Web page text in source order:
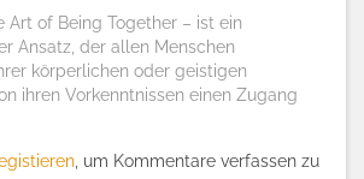
Art of Being Together – ist ein
Ansatz, der allen Menschen
körperlichen oder geistigen
ihren Vorkenntnissen einen Zugang
, um Kommentare verfassen zu